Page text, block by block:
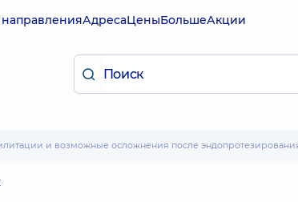
АдресаЦеныБольшеАкции
и возможные осложнения после